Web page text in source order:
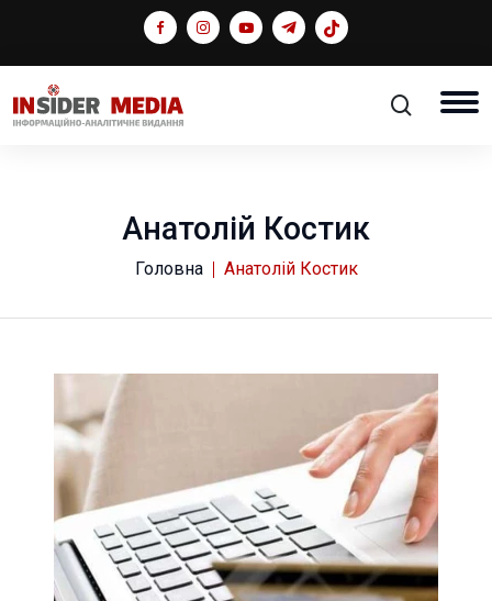
Анатолій Костик
Головна Анатолій Костик